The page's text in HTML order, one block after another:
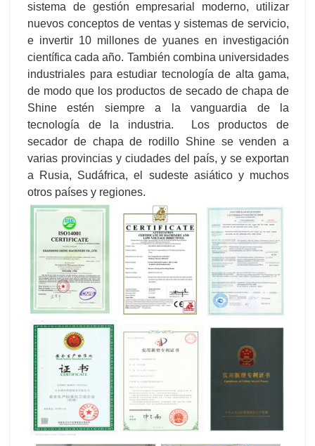
sistema de gestión empresarial moderno, utilizar
nuevos conceptos de ventas y sistemas de servicio,
e invertir 10 millones de yuanes en investigación
científica cada año. También combina universidades
industriales para estudiar tecnología de alta gama,
de modo que los productos de secado de chapa de
Shine estén siempre a la vanguardia de la
tecnología de la industria. Los productos de
secador de chapa de rodillo Shine se venden a
varias provincias y ciudades del país, y se exportan
a Rusia, Sudáfrica, el sudeste asiático y muchos
otros países y regiones.